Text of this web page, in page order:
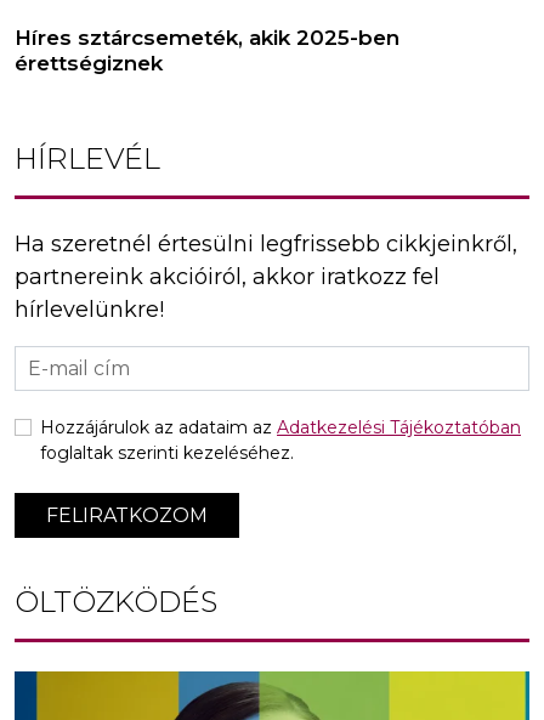
Híres sztárcsemeték, akik 2025-ben
érettségiznek
HÍRLEVÉL
Ha szeretnél értesülni legfrissebb cikkjeinkről,
partnereink akcióiról, akkor iratkozz fel
hírlevelünkre!
FELIRATKOZOM
Hozzájárulok az adataim az Adatkezelési Tájékoztatóban
foglaltak szerinti kezeléséhez.
ÖLTÖZKÖDÉS